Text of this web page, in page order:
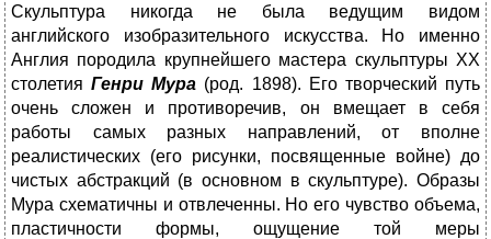
Скульптура никогда не была ведущим видом
английского изо­бразительного искусства. Но именно
Англия породила крупнейшего мастера скульптуры XX
столетияГенри Мура (род. 1898). Его творческий путь
очень сложен и противоречив, он вмещает в себя
работы самых разных направлений, от вполне
реалистических (его рисунки, посвященные войне) до
чистых абстракций (в основном в скульптуре). Образы
Мура схематичны и отвлеченны. Но его чувство объема,
пластичности формы, ощущение той меры